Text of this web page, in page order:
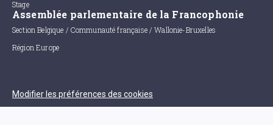
Stage
Assemblée parlementaire de la Francophonie
Section Belgique / Communauté française / Wallonie-Bruxelles
Région Europe
Modifier les préférences des cookies